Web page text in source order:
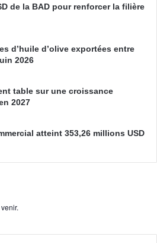
de la BAD pour renforcer la filière
d’huile d’olive exportées entre
2026
table sur une croissance
2027
atteint 353,26 millions USD